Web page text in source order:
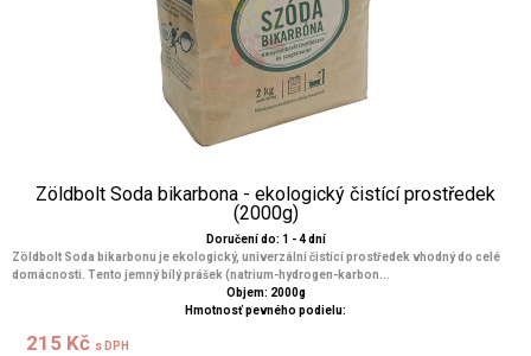
Zöldbolt Soda bikarbona - ekologický čistící prostředek
(2000g)
Doručení do: 1 - 4 dní
Zöldbolt Soda bikarbonu je ekologický, univerzální čistící prostředek vhodný do celé
domácnosti. Tento jemný bílý prášek (natrium-hydrogen-karbon...
Objem: 2000g
Hmotnosť pevného podielu:
215 Kč s DPH